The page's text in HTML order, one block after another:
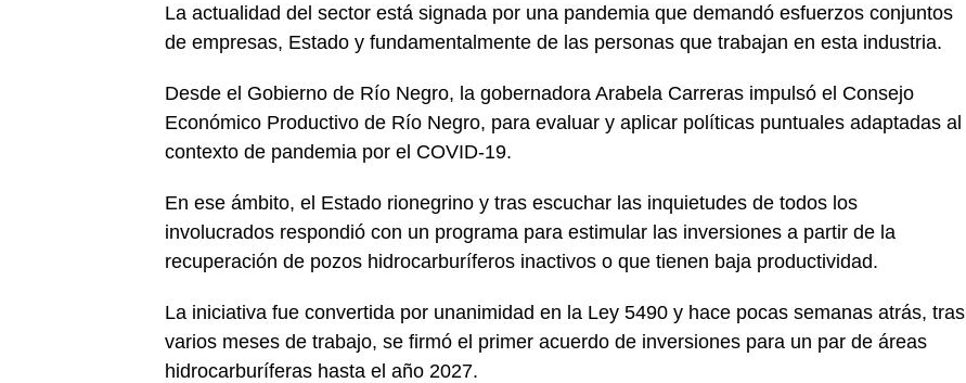
La actualidad del sector está signada por una pandemia que demandó esfuerzos conjuntos
de empresas, Estado y fundamentalmente de las personas que trabajan en esta industria.
Desde el Gobierno de Río Negro, la gobernadora Arabela Carreras impulsó el Consejo
Económico Productivo de Río Negro, para evaluar y aplicar políticas puntuales adaptadas al
contexto de pandemia por el COVID-19.
En ese ámbito, el Estado rionegrino y tras escuchar las inquietudes de todos los
involucrados respondió con un programa para estimular las inversiones a partir de la
recuperación de pozos hidrocarburíferos inactivos o que tienen baja productividad.
La iniciativa fue convertida por unanimidad en la Ley 5490 y hace pocas semanas atrás, tras
varios meses de trabajo, se firmó el primer acuerdo de inversiones para un par de áreas
hidrocarburíferas hasta el año 2027.